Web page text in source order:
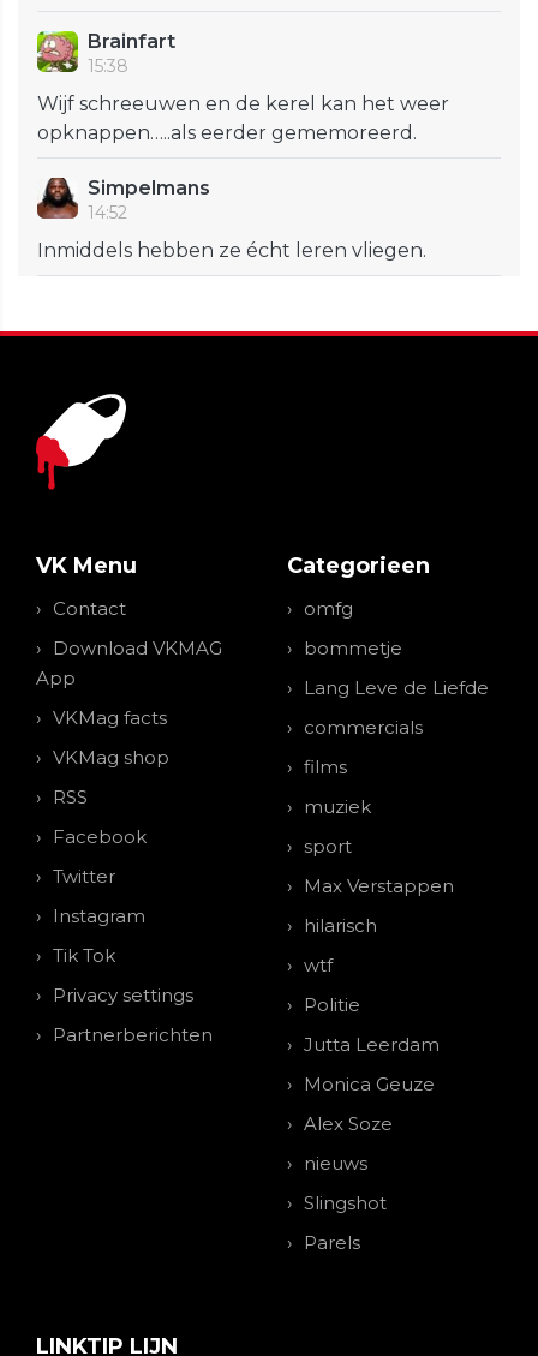
Brainfart
15:38
Wijf schreeuwen en de kerel kan het weer
opknappen…..als eerder gememoreerd.
Simpelmans
14:52
Inmiddels hebben ze écht leren vliegen.
VK Menu
Contact
Download VKMAG
App
VKMag facts
VKMag shop
RSS
Facebook
Twitter
Instagram
Tik Tok
Privacy settings
Partnerberichten
Categorieen
omfg
bommetje
Lang Leve de Liefde
commercials
films
muziek
sport
Max Verstappen
hilarisch
wtf
Politie
Jutta Leerdam
Monica Geuze
Alex Soze
nieuws
Slingshot
Parels
LINKTIP LIJN